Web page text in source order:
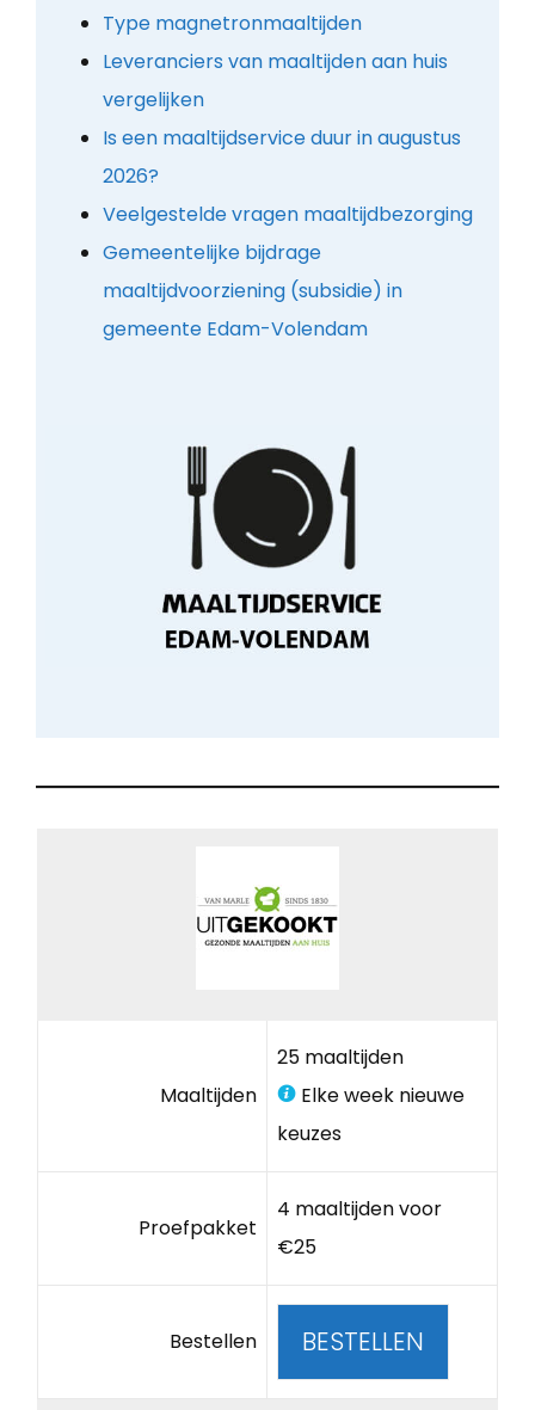
Type magnetronmaaltijden
Leveranciers van maaltijden aan huis
vergelijken
Is een maaltijdservice duur in augustus
2026?
Veelgestelde vragen maaltijdbezorging
Gemeentelijke bijdrage
maaltijdvoorziening (subsidie) in
gemeente Edam-Volendam
Maaltijden
25 maaltijden
Elke week nieuwe
keuzes
Proefpakket
4 maaltijden voor
€25
Bestellen BESTELLEN